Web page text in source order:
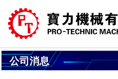
公司消息